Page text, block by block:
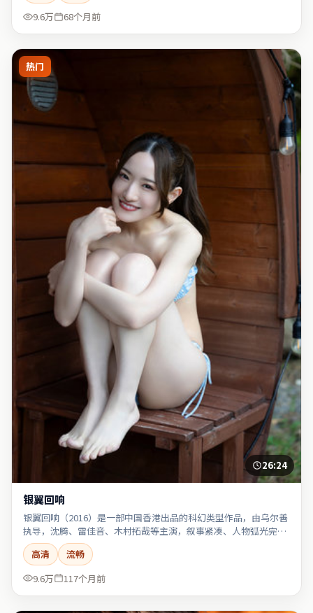
9.6万
68个月前
热门
26:24
银翼回响
银翼回响（2016）是一部中国香港出品的科幻类型作品，由乌尔善
执导，沈腾、雷佳音、木村拓哉等主演，叙事紧凑、人物弧光完
整。
高清
流畅
9.6万
117个月前